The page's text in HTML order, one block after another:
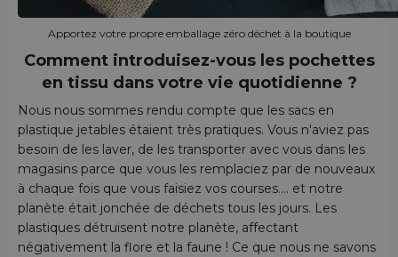
Apportez votre propre emballage zéro déchet à la boutique
Comment introduisez-vous les pochettes
en tissu dans votre vie quotidienne ?
Nous nous sommes rendu compte que les sacs en
plastique jetables étaient très pratiques. Vous n'aviez pas
besoin de les laver, de les transporter avec vous dans les
magasins parce que vous les remplaciez par de nouveaux
à chaque fois que vous faisiez vos courses.... et notre
planète était jonchée de déchets tous les jours. Les
plastiques détruisent notre planète, affectant
négativement la flore et la faune ! Ce que nous ne savons